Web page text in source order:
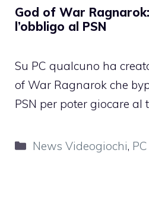
God of War
l’obbligo al PSN
Su PC qualcuno ha
of War Ragnarok che
PSN per poter giocare al
Categorie
News Videogiochi, PC